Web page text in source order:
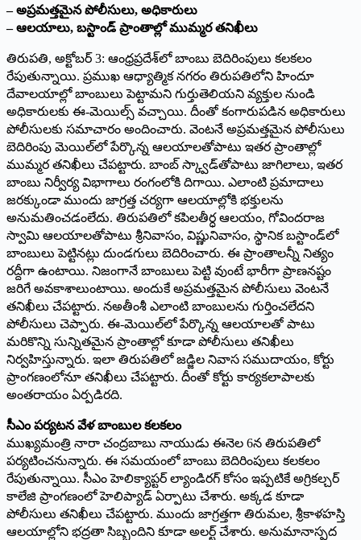
– అప్రమత్తమైన పోలీసులు, అధికారులు
– ఆలయాలు, బస్టాండ్‌ ప్రాంతాల్లో ముమ్మర తనిఖీలు
తిరుపతి, అక్టోబర్‌ 3: ఆంధ్రప్రదేశ్‌లో బాంబు బెదిరింపులు కలకలం
రేపుతున్నాయి. ప్రముఖ ఆధ్యాత్మిక నగరం తిరుపతిలోని హిందూ
దేవాలయాల్లో బాంబులు పెట్టామని గుర్తుతెలియని వ్యక్తుల నుండి
అధికారులకు ఈ-మెయిల్స్‌ వచ్చాయి. దీంతో కంగారుపడిన అధికారులు
పోలీసులకు సమాచారం అందించారు. వెంటనే అప్రమత్తమైన పోలీసులు
బెదిరింపు మెయిల్‌లో పేర్కొన్న ఆలయాలతోపాటు ఇతర ప్రాంతాల్లో
ముమ్మర తనిఖీలు చేపట్టారు. బాంబ్‌ స్క్వాడ్‌తోపాటు జాగిలాలు, ఇతర
బాంబు నిర్వీర్య విభాగాలు రంగంలోకి దిగాయి. ఎలాంటి ప్రమాదాలు
జరక్కుండా ముందు జాగ్రత్త చర్యగా ఆలయాల్లోకి భక్తులను
అనుమతించడంలేదు. తిరుపతిలో కపిలతీర్ధ ఆలయం, గోవిందరాజ
స్వామి ఆలయాలతోపాటు శ్రీనివాసం, విష్ణునివాసం, స్థానిక బస్టాండ్‌లో
బాంబులు పెట్టినట్లు దుండగులు బెదిరించారు. ఈ ప్రాంతాలన్నీ నిత్యం
రద్దీగా ఉంటాయి. నిజంగానే బాంబులు పెట్టి వుంటే భారీగా ప్రాణనష్టం
జరిగే అవకాశాలుంటాయి. అందుకే అప్రమత్తమైన పోలీసులు వెంటనే
తనిఖీలు చేపట్టారు. నఅతీంశీ ఎలాంటి బాంబులను గుర్తించలేదని
పోలీసులు చెప్పారు. ఈ-మెయిల్‌లో పేర్కొన్న ఆలయాలతో పాటు
మరికొన్ని సున్నితమైన ప్రాంతాల్లో కూడా పోలీసులు తనిఖీలు
నిర్వహిస్తున్నారు. ఇలా తిరుపతిలో జడ్జిల నివాస సముదాయం, కోర్టు
ప్రాంగణంలోనూ తనిఖీలు చేపట్టారు. దీంతో కోర్టు కార్యకలాపాలకు
అంతరాయం ఏర్పడిరది.
సీఎం పర్యటన వేళ బాంబుల కలకలం
ముఖ్యమంత్రి నారా చంద్రబాబు నాయుడు ఈనెల 6న తిరుపతిలో
పర్యటించనున్నారు. ఈ సమయంలో బాంబు బెదిరింపులు కలకలం
రేపుతున్నాయి. సీఎం హెలిక్యాప్టర్‌ ల్యాండిరగ్‌ కోసం ఇప్పటికే అగ్రికల్చర్‌
కాలేజి ప్రాంగణంలో హెలిప్యాడ్‌ ఏర్పాటు చేశారు. అక్కడ కూడా
పోలీసులు తనిఖీలు చేపట్టారు. ముందు జాగ్రత్తగా తిరుమల, శ్రీకాళహస్తి
ఆలయాల్లోని భద్రతా సిబ్బందిని కూడా అలర్ట్‌ చేశారు. అనుమానాస్పద